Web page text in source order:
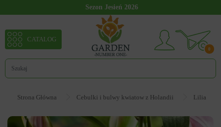
Sezon Jesień 2026
0
CATALOG
Strona Główna Cebulki i bulwy kwiatow z Holandii Lilia